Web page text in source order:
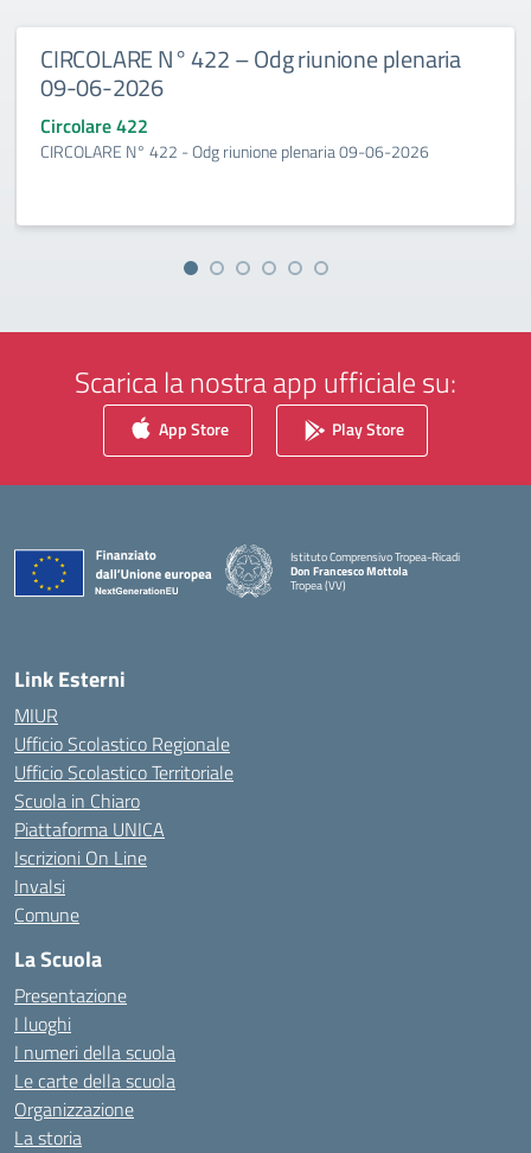
CIRCOLARE N° 422 – Odg riunione plenaria
09-06-2026
Circolare 422
CIRCOLARE N° 422 - Odg riunione plenaria 09-06-2026
Scarica la nostra app ufficiale su:
App Store Play Store
Istituto Comprensivo Tropea-Ricadi
Don Francesco Mottola
Tropea (VV)
— Visita la pagina iniziale della scuola
Link Esterni
MIUR
Ufficio Scolastico Regionale
Ufficio Scolastico Territoriale
Scuola in Chiaro
Piattaforma UNICA
Iscrizioni On Line
Invalsi
Comune
La Scuola
Presentazione
I luoghi
I numeri della scuola
Le carte della scuola
Organizzazione
La storia